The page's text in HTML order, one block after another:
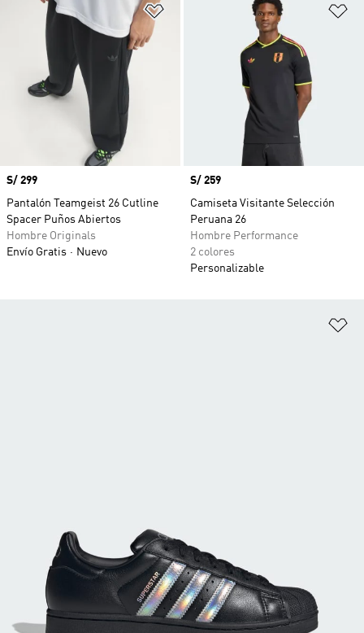
Añadir a la lista de deseos
Precio
S/ 299
Pantalón Teamgeist 26 Cutline
Spacer Puños Abiertos
Hombre Originals
Envío Gratis
Nuevo
Precio
S/ 259
Camiseta Visitante Selección
Peruana 26
Hombre Performance
2 colores
Personalizable